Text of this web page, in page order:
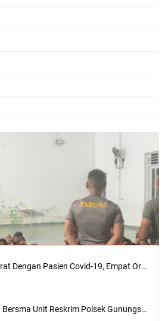
Telusuri Kontak Erat Dengan Pasien Covid-19, Empat Orang di Desa Kedaro Sekotong Dirapid
Tim URC Polresta Bersma Unit Reskrim Polsek Gunungsari Tangkap Pelaku Curanmor